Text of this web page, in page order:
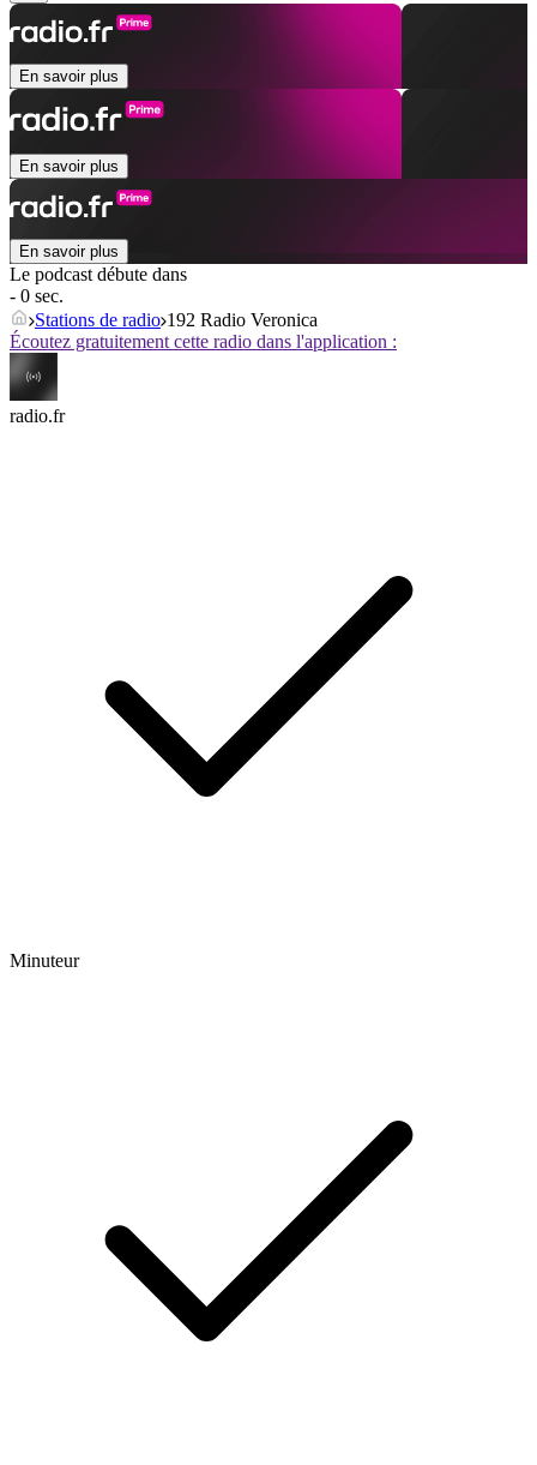
En savoir plus
En savoir plus
En savoir plus
Le podcast débute dans
- 0 sec.
Stations de radio 192 Radio Veronica
Écoutez gratuitement cette radio dans l'application :
radio.fr
Minuteur